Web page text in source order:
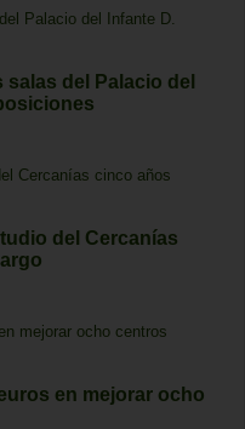
del Palacio del
del Cercanías
en mejorar ocho